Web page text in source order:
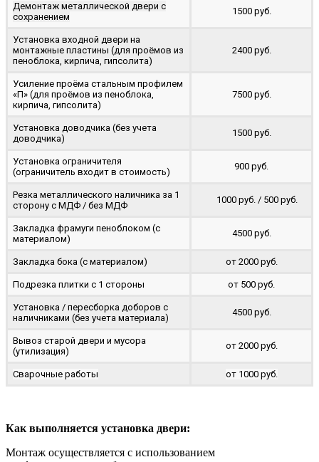
Демонтаж металлической двери с
сохранением
1500 руб.
Установка входной двери на
монтажные пластины (для проёмов из
пеноблока, кирпича, гипсолита)
2400 руб.
Усиление проёма стальным профилем
«П» (для проёмов из пеноблока,
кирпича, гипсолита)
7500 руб.
Установка доводчика (без учета
доводчика)
1500 руб.
Установка ограничителя
(ограничитель входит в стоимость)
900 руб.
Резка металлического наличника за 1
сторону с МДФ / без МДФ
1000 руб. / 500 руб.
Закладка фрамуги пеноблоком (с
материалом)
4500 руб.
Закладка бока (с материалом) от 2000 руб.
Подрезка плитки с 1 стороны от 500 руб.
Установка / пересборка доборов с
наличниками (без учета материала)
4500 руб.
Вывоз старой двери и мусора
(утилизация)
от 2000 руб.
Сварочные работы от 1000 руб.
Как выполняется установка двери:
Монтаж осуществляется с использованием